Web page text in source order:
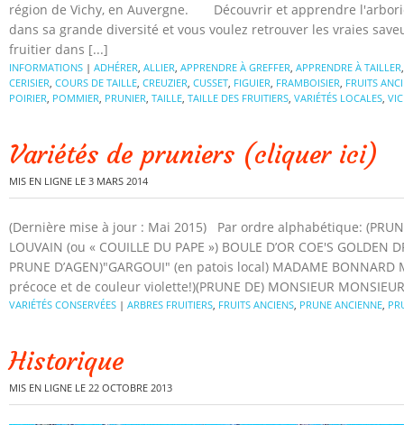
région de Vichy, en Auvergne. Découvrir et apprendre
dans sa grande diversité et vous voulez retrouver les vraies
fruitier dans [...]
INFORMATIONS | ADHÉRER, ALLIER, APPRENDRE À GREFFER, APPRENDRE À TAILLER
CERISIER, COURS DE TAILLE, CREUZIER, CUSSET, FIGUIER, FRAMBOISIER, FRUITS
POIRIER, POMMIER, PRUNIER, TAILLE, TAILLE DES FRUITIERS, VARIÉTÉS LOCALES,
Variétés de pruniers (cliquer ici)
MIS EN LIGNE LE 3 MARS 2014
(Dernière mise à jour : Mai 2015) Par ordre alphabétique:
LOUVAIN (ou « COUILLE DU PAPE ») BOULE D’OR COE'S GOLDEN
PRUNE D’AGEN)"GARGOUI" (en patois local) MADAME BONNARD
précoce et de couleur violette!)(PRUNE DE) MONSIEUR
VARIÉTÉS CONSERVÉES | ARBRES FRUITIERS, FRUITS ANCIENS, PRUNE ANCIENNE,
Historique
MIS EN LIGNE LE 22 OCTOBRE 2013